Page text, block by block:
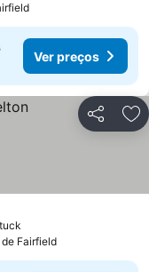
Ver preços
Partilhar
Fairfield